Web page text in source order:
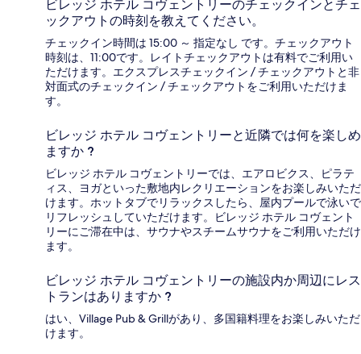
ビレッジ ホテル コヴェントリーのチェックインとチェ
ックアウトの時刻を教えてください。
チェックイン時間は 15:00 ～ 指定なし です。チェックアウト
時刻は、11:00です。レイトチェックアウトは有料でご利用い
ただけます。エクスプレスチェックイン / チェックアウトと非
対面式のチェックイン / チェックアウトをご利用いただけま
す。
ビレッジ ホテル コヴェントリーと近隣では何を楽しめ
ますか ?
ビレッジ ホテル コヴェントリーでは、エアロビクス、ピラテ
ィス、ヨガといった敷地内レクリエーションをお楽しみいただ
けます。ホットタブでリラックスしたら、屋内プールで泳いで
リフレッシュしていただけます。ビレッジ ホテル コヴェント
リーにご滞在中は、サウナやスチームサウナをご利用いただけ
ます。
ビレッジ ホテル コヴェントリーの施設内か周辺にレス
トランはありますか ?
はい、Village Pub & Grillがあり、多国籍料理をお楽しみいただ
けます。